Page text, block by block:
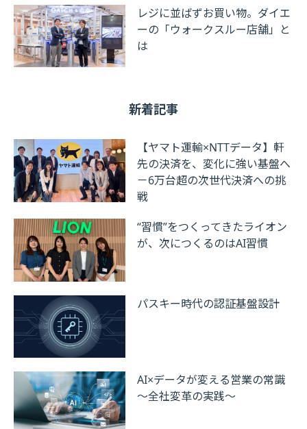
レジに並ばずお買い物。ダイエ
ーの「ウォークスルー店舗」と
は
新着記事
【ヤマト運輸×NTTデータ】軒
先の決済を、変化に強い基盤へ
－6万台超の次世代決済への挑
戦
“習慣”をつくってきたライオン
が、次につくるのはAI習慣
パスキー時代の認証基盤設計
AI×データが変える営業の常識
～全社変革の実践～